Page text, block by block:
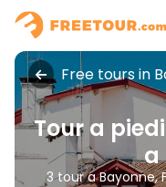
Free tours in
Tour a
a
3 tour a Bayonne,